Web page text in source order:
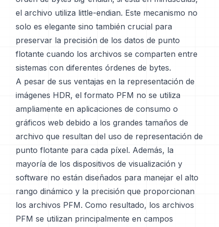
el archivo utiliza little-endian. Este mecanismo no
solo es elegante sino también crucial para
preservar la precisión de los datos de punto
flotante cuando los archivos se comparten entre
sistemas con diferentes órdenes de bytes.
A pesar de sus ventajas en la representación de
imágenes HDR, el formato PFM no se utiliza
ampliamente en aplicaciones de consumo o
gráficos web debido a los grandes tamaños de
archivo que resultan del uso de representación de
punto flotante para cada píxel. Además, la
mayoría de los dispositivos de visualización y
software no están diseñados para manejar el alto
rango dinámico y la precisión que proporcionan
los archivos PFM. Como resultado, los archivos
PFM se utilizan principalmente en campos